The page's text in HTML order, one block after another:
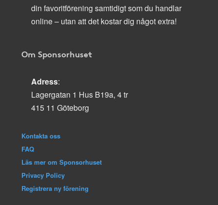
din favoritförening samtidigt som du handlar
online – utan att det kostar dig något extra!
Om Sponsorhuset
Adress:
Lagergatan 1 Hus B19a, 4 tr
415 11 Göteborg
Kontakta oss
FAQ
Läs mer om Sponsorhuset
Privacy Policy
Registrera ny förening